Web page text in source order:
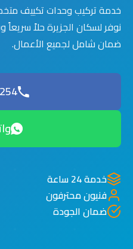
خدمة تركيب وحدات تكييف
نوفر لسكان الجزيرة حلاً سريعاً
ضمان شامل لجميع الأعمال.
خدمة 24 ساعة
فنيون محترفون
ضمان الجودة